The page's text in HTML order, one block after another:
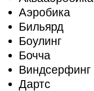
Аэробика
Бильярд
Боулинг
Бочча
Виндсерфинг
Дартс